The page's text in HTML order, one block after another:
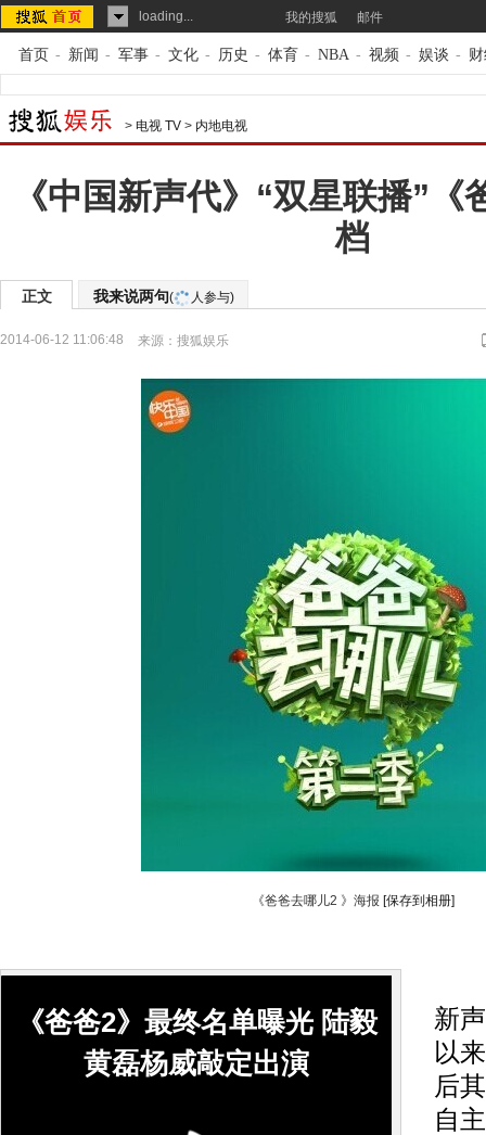
loading... 我的搜狐 邮件
首页 - 新闻 - 军事 - 文化 - 历史 - 体育 - NBA - 视频 - 娱谈 -
> 电视 TV > 内地电视
《中国新声代》“双星联播”《
档
正文 我来说两句( 人参与)
2014-06-12 11:06:48 来源： 搜狐娱乐
《爸爸去哪儿2 》海报 [保存到相册]
《爸爸2》最终名单曝光 陆毅
黄磊杨威敲定出演
新
以
后
自